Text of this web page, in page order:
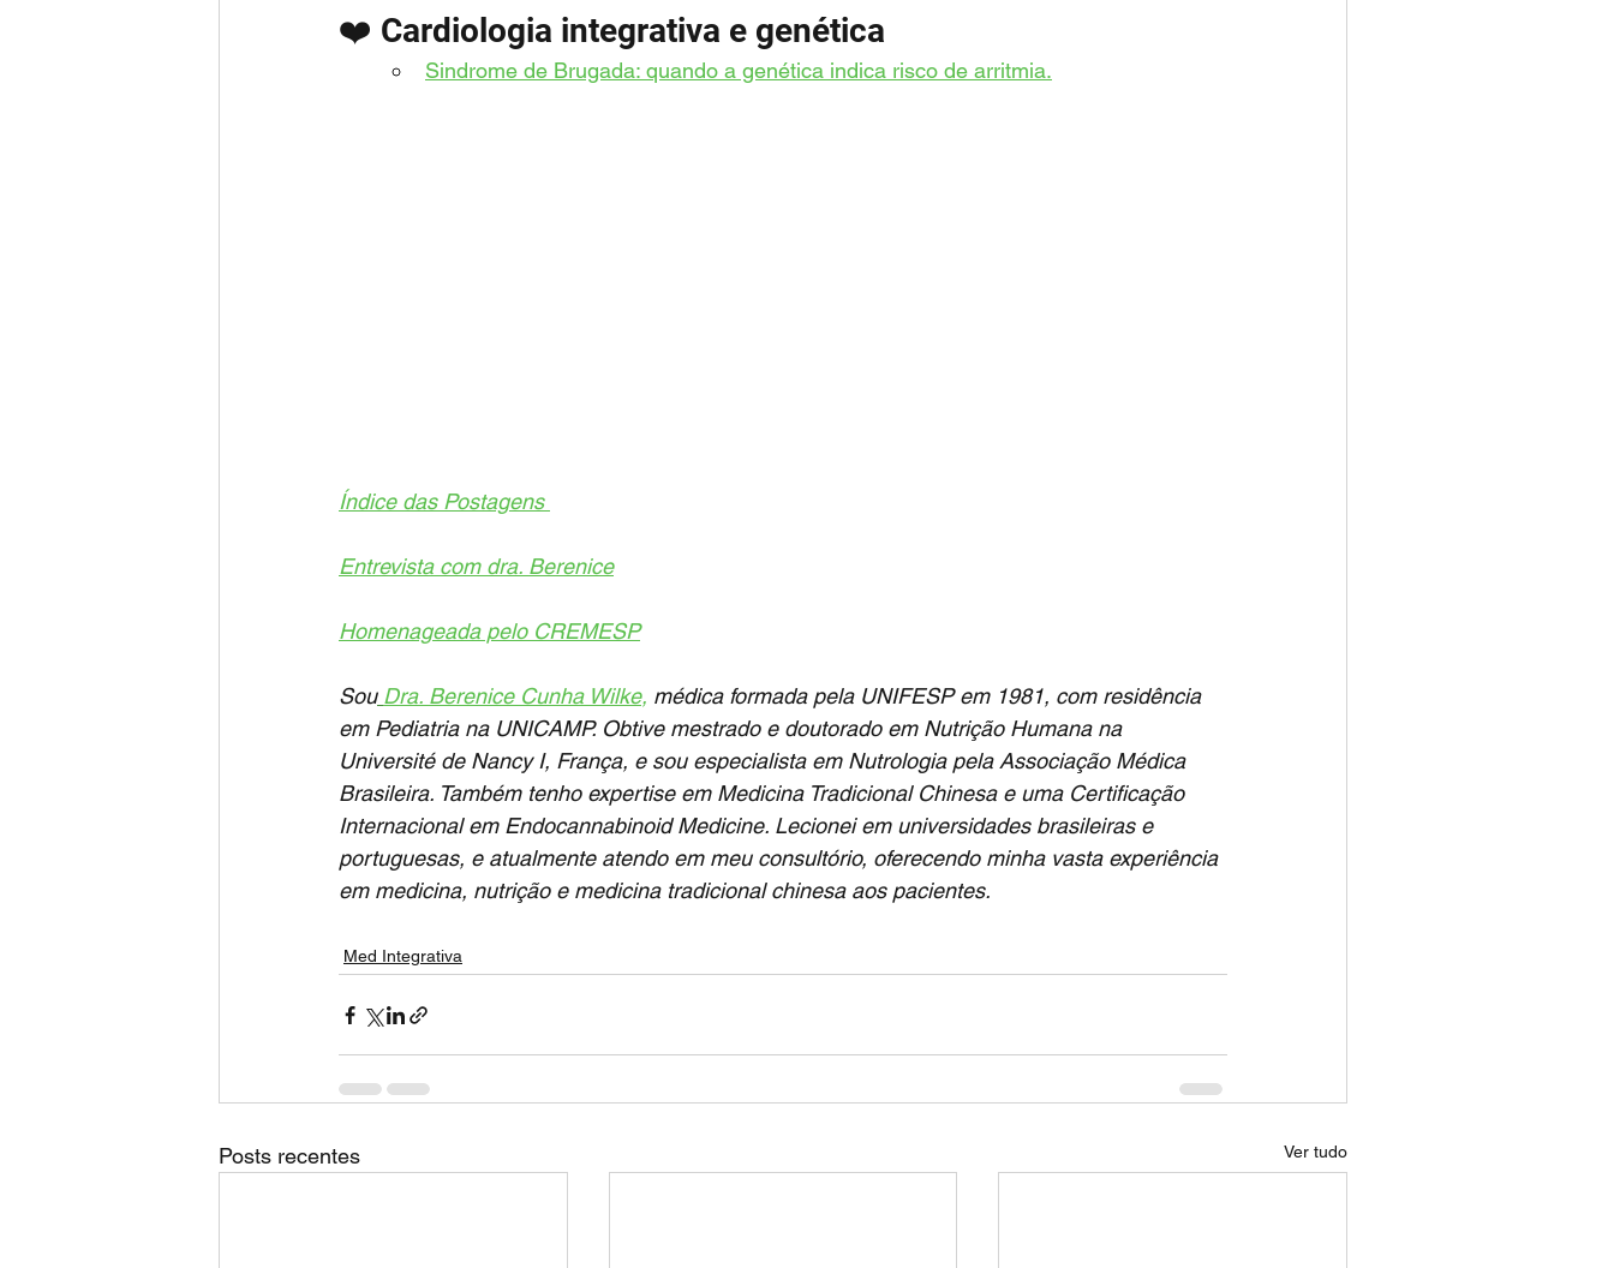
❤️ Cardiologia integrativa e genética
Sindrome de Brugada: quando a genética indica risco de arritmia.
Índice das Postagens
Entrevista com dra. Berenice
Homenageada pelo CREMESP
Sou Dra. Berenice Cunha Wilke, médica formada pela UNIFESP em 1981, com residência
em Pediatria na UNICAMP. Obtive mestrado e doutorado em Nutrição Humana na
Université de Nancy I, França, e sou especialista em Nutrologia pela Associação Médica
Brasileira. Também tenho expertise em Medicina Tradicional Chinesa e uma Certificação
Internacional em Endocannabinoid Medicine. Lecionei em universidades brasileiras e
portuguesas, e atualmente atendo em meu consultório, oferecendo minha vasta experiência
em medicina, nutrição e medicina tradicional chinesa aos pacientes.
Med Integrativa
Posts recentes Ver tudo